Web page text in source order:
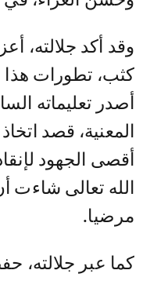
وقد أكد جلالته،
كثب، تطورات هذا
أصدر تعليماته
المعنية، قصد
أقصى الجهود
الله تعالى شاءت
مرضيا.
كما عبر جلالته،